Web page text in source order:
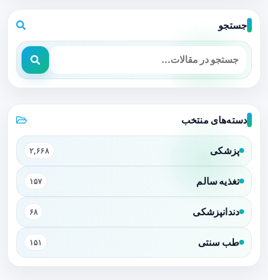
جستجو
دسته‌های منتخب
پزشکی ۲,۶۶۸
تغذیه سالم ۱۵۷
دندانپزشکی ۶۸
طب سنتی ۱۵۱